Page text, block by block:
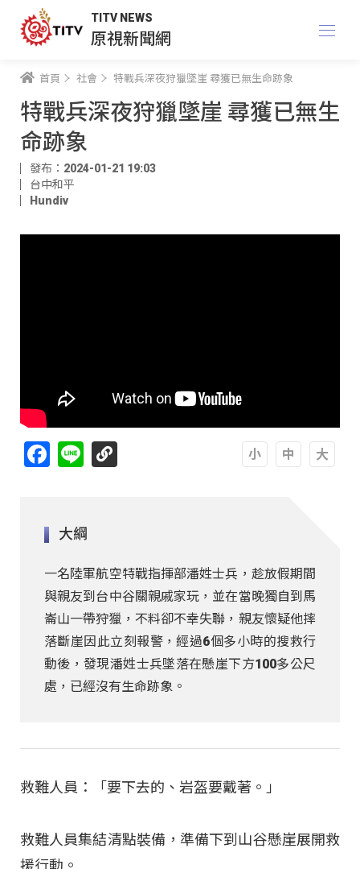
TITV NEWS
原視新聞網
首頁 社會 特戰兵深夜狩獵墜崖 尋獲已無生命跡象
特戰兵深夜狩獵墜崖 尋獲已無生
命跡象
發布：2024-01-21 19:03
台中和平
Hundiv
Facebook
Line
大綱
一名陸軍航空特戰指揮部潘姓士兵，趁放假期間
與親友到台中谷關親戚家玩，並在當晚獨自到馬
崙山一帶狩獵，不料卻不幸失聯，親友懷疑他摔
落斷崖因此立刻報警，經過6個多小時的搜救行
動後，發現潘姓士兵墜落在懸崖下方100多公尺
處，已經沒有生命跡象。
救難人員：「要下去的、岩盔要戴著。」
救難人員集結清點裝備，準備下到山谷懸崖展開救
援行動。